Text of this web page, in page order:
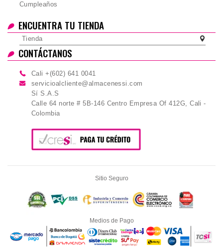
Cumpleaños
ENCUENTRA TU TIENDA
Tienda
CONTÁCTANOS
Cali +(602) 641 0041
servicioalcliente@almacenessi.com
Sí S.A.S
Calle 64 norte # 5B-146 Centro Empresa Of 412G, Cali -
Colombia
Sitio Seguro
Medios de Pago